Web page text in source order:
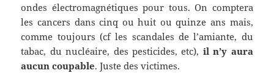
ondes électromagnétiques pour tous. On comptera
les cancers dans cinq ou huit ou quinze ans mais,
comme toujours (cf les scandales de l’amiante, du
tabac, du nucléaire, des pesticides, etc), il n’y aura
aucun coupable. Juste des victimes.